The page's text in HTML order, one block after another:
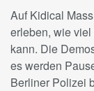
Auf Kidical
erleben, wie
kann. Die
es werden
Berliner Polizei